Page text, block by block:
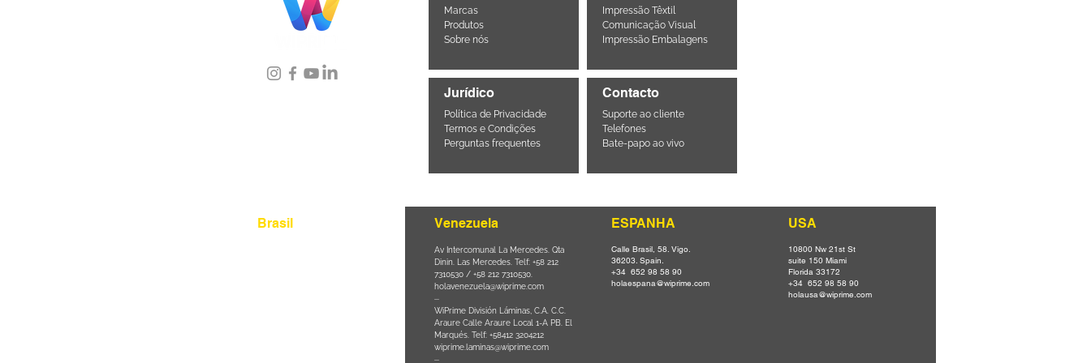
Marcas
Produtos
Sobre nós
Jurídico
Política de Privacidade
Termos e Condições
Perguntas frequentes
Impressão Têxtil
Comunicação Visual
Impressão Embalagens
Contacto
Suporte ao cliente
Telefones
Bate-papo ao vivo
Brasil Venezuela
Av Intercomunal La Mercedes. Qta
Dinin. Las Mercedes. Telf: +58 212
7310530 / +58 212 7310530.
holavenezuela@wiprime.com
⏤
WiPrime División Láminas, C.A. C.C.
Araure Calle Araure Local 1-A PB. El
Marqués. Telf: +58412 3204212
wiprime.laminas@wiprime.com
⏤
ESPANHA
Calle Brasil, 58. Vigo.
36203. Spain.
+34 652 98 58 90
holaespana@wiprime.com
USA
10800 Nw 21st St
suite 150 Miami
Florida 33172
+34 652 98 58 90
holausa@wiprime.com